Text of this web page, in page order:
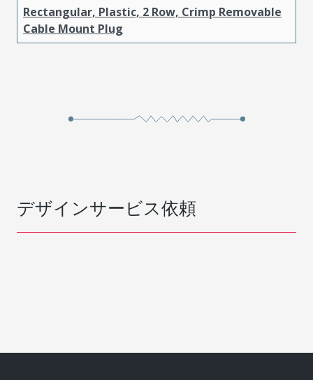
Rectangular, Plastic, 2 Row, Crimp Removable
Cable Mount Plug
デザインサービス依頼